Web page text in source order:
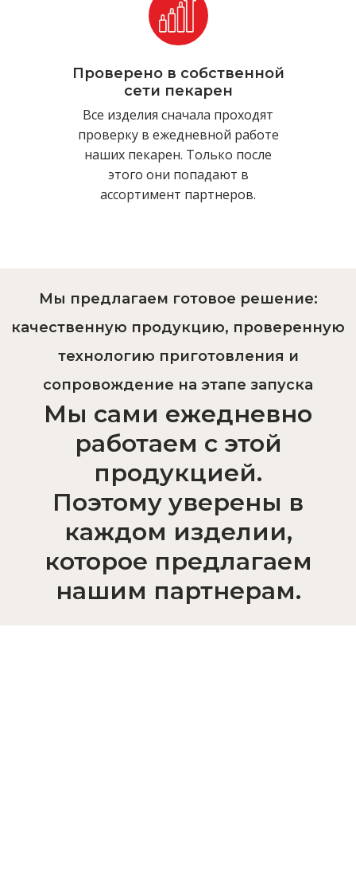
Проверено в собственной
сети пекарен
Все изделия сначала проходят
проверку в ежедневной работе
наших пекарен. Только после
этого они попадают в
ассортимент партнеров.
Мы предлагаем готовое решение:
качественную продукцию, проверенную
технологию приготовления и
сопровождение на этапе запуска
Мы сами ежедневно
работаем с этой
продукцией.
Поэтому уверены в
каждом изделии,
которое предлагаем
нашим партнерам.